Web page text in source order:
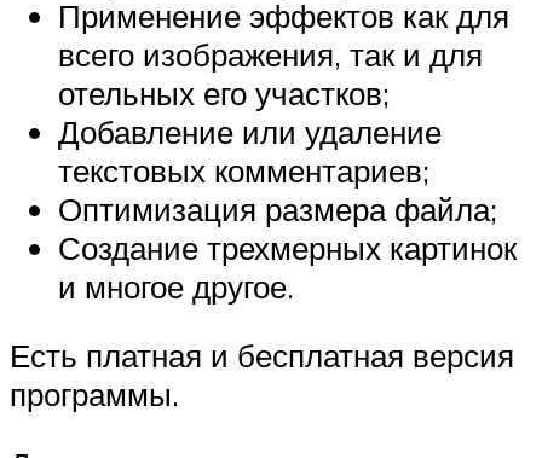
Применение эффектов как для
всего изображения, так и для
отельных его участков;
Добавление или удаление
текстовых комментариев;
Оптимизация размера файла;
Создание трехмерных картинок
и многое другое.
Есть платная и бесплатная версия
программы.